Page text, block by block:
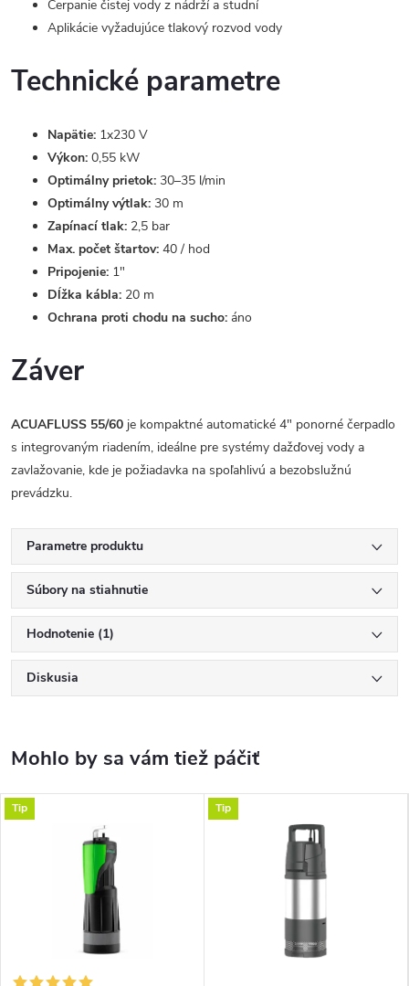
Čerpanie čistej vody z nádrží a studní
Aplikácie vyžadujúce tlakový rozvod vody
Technické parametre
Napätie: 1x230 V
Výkon: 0,55 kW
Optimálny prietok: 30–35 l/min
Optimálny výtlak: 30 m
Zapínací tlak: 2,5 bar
Max. počet štartov: 40 / hod
Pripojenie: 1"
Dĺžka kábla: 20 m
Ochrana proti chodu na sucho: áno
Záver
ACUAFLUSS 55/60 je kompaktné automatické 4" ponorné čerpadlo
s integrovaným riadením, ideálne pre systémy dažďovej vody a
zavlažovanie, kde je požiadavka na spoľahlivú a bezobslužnú
prevádzku.
Parametre produktu
Súbory na stiahnutie
Hodnotenie (1)
Diskusia
Tip Tip